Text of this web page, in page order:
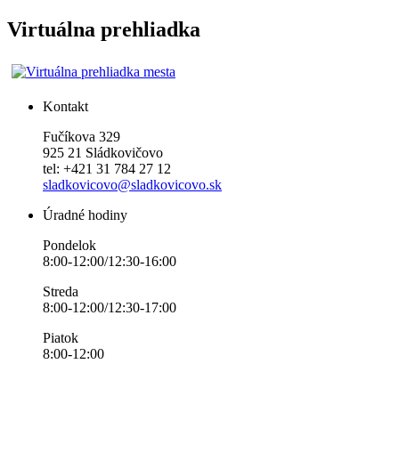
Virtuálna prehliadka
Kontakt
Fučíkova 329
925 21 Sládkovičovo
tel: +421 31 784 27 12
sladkovicovo@sladkovicovo.sk
Úradné hodiny
Pondelok
8:00-12:00/12:30-16:00
Streda
8:00-12:00/12:30-17:00
Piatok
8:00-12:00